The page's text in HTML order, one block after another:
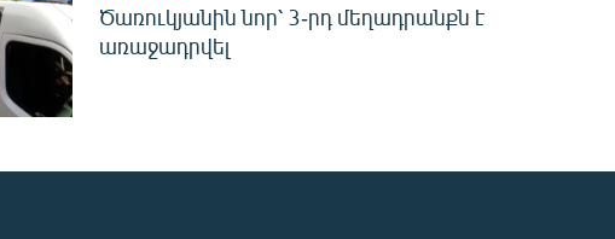
Ծառուկյանին նոր՝ 3-րդ մեղադրանքն է
առաջադրվել